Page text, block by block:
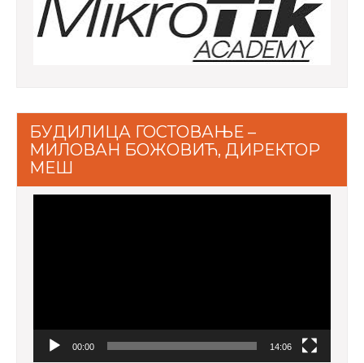
БУДИЛИЦА ГОСТОВАЊЕ –
МИЛОВАН БОЖОВИЋ, ДИРЕКТОР
МЕШ
00:00 14:06